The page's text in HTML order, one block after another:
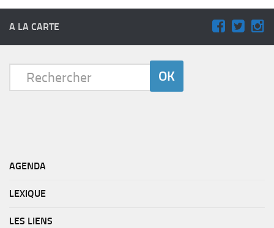
A LA CARTE
AGENDA
LEXIQUE
LES LIENS